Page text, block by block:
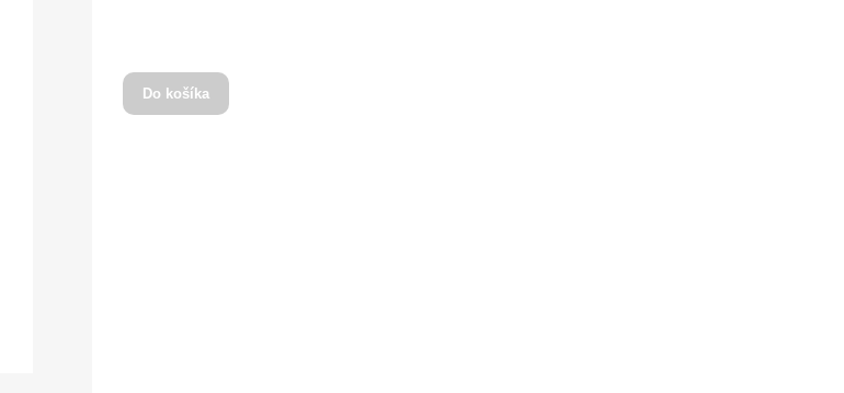
Do košíka